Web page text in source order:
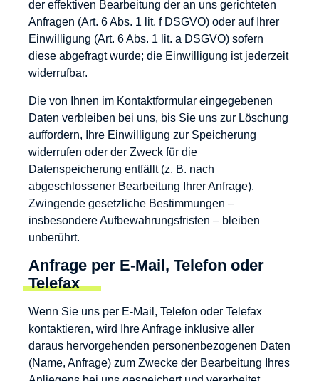
der effektiven Bearbeitung der an uns gerichteten
Anfragen (Art. 6 Abs. 1 lit. f DSGVO) oder auf Ihrer
Einwilligung (Art. 6 Abs. 1 lit. a DSGVO) sofern
diese abgefragt wurde; die Einwilligung ist jederzeit
widerrufbar.
Die von Ihnen im Kontaktformular eingegebenen
Daten verbleiben bei uns, bis Sie uns zur Löschung
auffordern, Ihre Einwilligung zur Speicherung
widerrufen oder der Zweck für die
Datenspeicherung entfällt (z. B. nach
abgeschlossener Bearbeitung Ihrer Anfrage).
Zwingende gesetzliche Bestimmungen –
insbesondere Aufbewahrungsfristen – bleiben
unberührt.
Anfrage per E-Mail, Telefon oder
Telefax
Wenn Sie uns per E-Mail, Telefon oder Telefax
kontaktieren, wird Ihre Anfrage inklusive aller
daraus hervorgehenden personenbezogenen Daten
(Name, Anfrage) zum Zwecke der Bearbeitung Ihres